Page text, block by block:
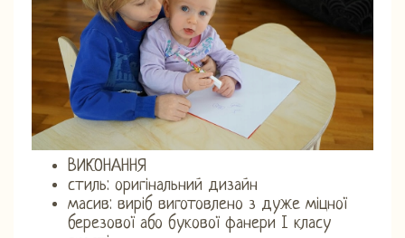
ВИКОНАННЯ
стиль: оригінальний дизайн
масив: виріб виготовлено з дуже міцної
березової або букової фанери І класу